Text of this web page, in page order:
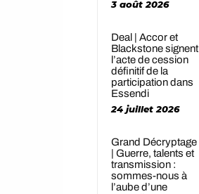
3 août 2026
Deal | Accor et
Blackstone signent
l’acte de cession
définitif de la
participation dans
Essendi
24 juillet 2026
Grand Décryptage
| Guerre, talents et
transmission :
sommes-nous à
l’aube d’une